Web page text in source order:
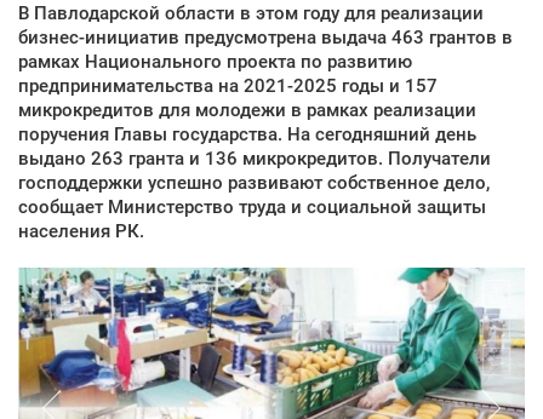
В Павлодарской области в этом году для реализации
бизнес-инициатив предусмотрена выдача 463 грантов в
рамках Национального проекта по развитию
предпринимательства на 2021-2025 годы и 157
микрокредитов для молодежи в рамках реализации
поручения Главы государства. На сегодняшний день
выдано 263 гранта и 136 микрокредитов. Получатели
господдержки успешно развивают собственное дело,
сообщает Министерство труда и социальной защиты
населения РК.